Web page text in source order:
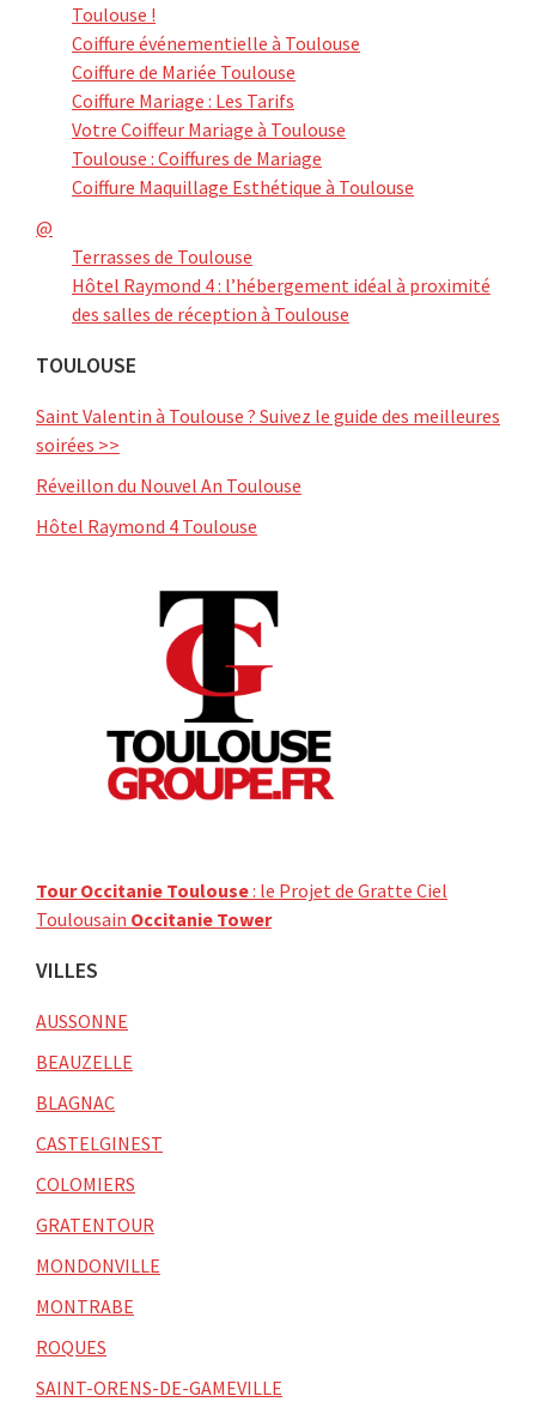
Toulouse !
Coiffure événementielle à Toulouse
Coiffure de Mariée Toulouse
Coiffure Mariage : Les Tarifs
Votre Coiffeur Mariage à Toulouse
Toulouse : Coiffures de Mariage
Coiffure Maquillage Esthétique à Toulouse
@
Terrasses de Toulouse
Hôtel Raymond 4 : l’hébergement idéal à proximité
des salles de réception à Toulouse
TOULOUSE
Saint Valentin à Toulouse ? Suivez le guide des meilleures
soirées >>
Réveillon du Nouvel An Toulouse
Hôtel Raymond 4 Toulouse
Tour Occitanie Toulouse: le Projet de Gratte Ciel
Toulousain Occitanie Tower
VILLES
AUSSONNE
BEAUZELLE
BLAGNAC
CASTELGINEST
COLOMIERS
GRATENTOUR
MONDONVILLE
MONTRABE
ROQUES
SAINT-ORENS-DE-GAMEVILLE